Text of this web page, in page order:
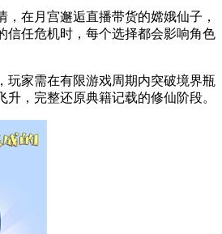
，在月宫邂逅直播带货的嫦娥仙子，
信任危机时，每个选择都会影响角色
玩家需在有限游戏周期内突破境界瓶
，完整还原典籍记载的修仙阶段。